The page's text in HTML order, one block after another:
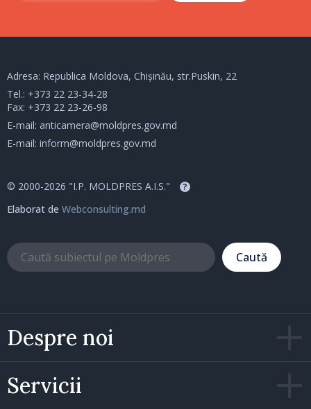
Despre noi
Servicii
Adresa: Republica Moldova, Chișinău, str.Puskin, 22
Tel.: +373 22 23-34-28
Fax: +373 22 23-26-98
E-mail: anticamera@moldpres.gov.md
E-mail: inform@moldpres.gov.md
© 2000-2026 "I.P. MOLDPRES A.I.S." ?
Elaborat de Webconsulting.md
Caută